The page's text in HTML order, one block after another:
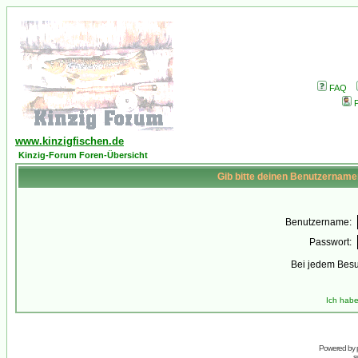
FAQ
www.kinzigfischen.de
Kinzig-Forum Foren-Übersicht
Gib bitte deinen
Benutzername:
Passwort:
Bei jedem
Ich
Powered by